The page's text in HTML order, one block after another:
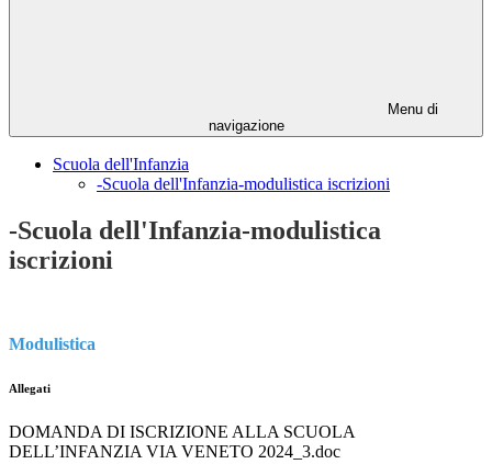
Menu di
navigazione
Scuola dell'Infanzia
-Scuola dell'Infanzia-modulistica iscrizioni
-Scuola dell'Infanzia-modulistica
iscrizioni
Modulistica
Allegati
DOMANDA DI ISCRIZIONE ALLA SCUOLA
DELL’INFANZIA VIA VENETO 2024_3.doc